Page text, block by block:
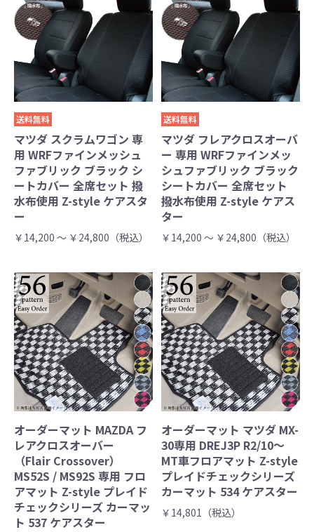
送料無料
マツダ スクラムワゴン 専
用 WRFファインメッシュ
ファブリック ブラック シ
ートカバー 全席セット 撥
水布使用 Z-style ケアスタ
ー
￥14,200 ～ ￥24,800（税込）
送料無料
マツダ フレアクロスオーバ
ー 専用 WRFファインメッ
シュファブリック ブラック
シートカバー 全席セット
撥水布使用 Z-style ケアス
ター
￥14,200 ～ ￥24,800（税込）
オーダーマット MAZDA フ
レアクロスオーバー
（Flair Crossover）
MS52S / MS92S 専用 フロ
アマット Z-style プレイド
チェックシリーズ カーマッ
ト 537 ケアスター
オーダーマット マツダ MX-
30専用 DREJ3P R2/10～
MT車フロアマット Z-style
プレイドチェックシリーズ
カーマット 534 ケアスター
￥14,801（税込）